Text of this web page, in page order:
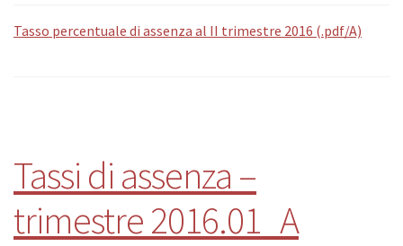
Tasso percentuale di assenza al II trimestre 2016 (.pdf/A)
Tassi di assenza –
trimestre 2016.01_A